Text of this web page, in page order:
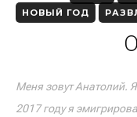
НОВЫЙ ГОД
Меня зовут Анатолий.
2017 году я